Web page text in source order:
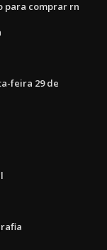
para comprar rn
feira 29 de